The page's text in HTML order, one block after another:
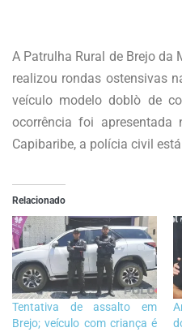
A Patrulha Rural de Brejo da
realizou rondas ostensivas
veículo modelo doblò de
ocorrência foi
Capibaribe, a polícia civil
Relacionado
Tentativa de assalto em
Brejo; veículo com criança é